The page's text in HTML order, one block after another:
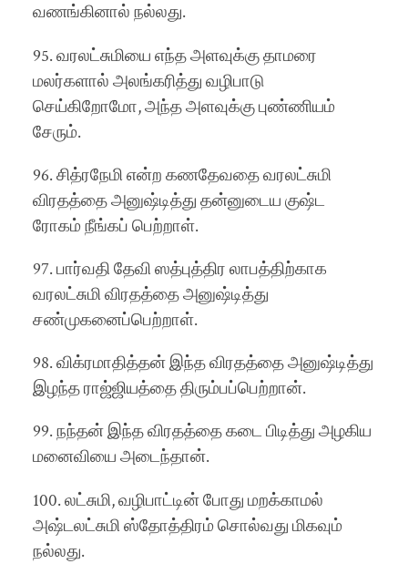
வணங்கினால் நல்லது.
95. வரலட்சுமியை எந்த அளவுக்கு தாமரை
மலர்களால் அலங்கரித்து வழிபாடு
செய்கிறோமோ, அந்த அளவுக்கு புண்ணியம்
சேரும்.
96. சித்ரநேமி என்ற கணதேவதை வரலட்சுமி
விரதத்தை அனுஷ்டித்து தன்னுடைய குஷ்ட
ரோகம் நீங்கப் பெற்றாள்.
97. பார்வதி தேவி ஸத்புத்திர லாபத்திற்காக
வரலட்சுமி விரதத்தை அனுஷ்டித்து
சண்முகனைப்பெற்றாள்.
98. விக்ரமாதித்தன் இந்த விரதத்தை அனுஷ்டித்து
இழந்த ராஜ்ஜியத்தை திரும்பப்பெற்றான்.
99. நந்தன் இந்த விரதத்தை கடை பிடித்து அழகிய
மனைவியை அடைந்தான்.
100. லட்சுமி, வழிபாட்டின் போது மறக்காமல்
அஷ்டலட்சுமி ஸ்தோத்திரம் சொல்வது மிகவும்
நல்லது.